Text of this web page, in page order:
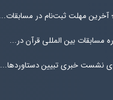
مسابقات بین المللی قرآن در...
نشست خبری تبیین دستاوردها...